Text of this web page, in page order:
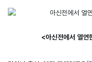
<아신전에서 열